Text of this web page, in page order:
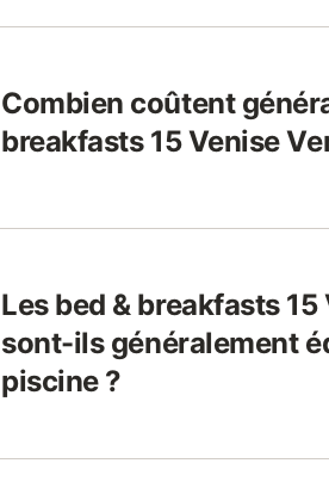
Combien coûtent
breakfasts 15 Venise
Les bed & breakfasts
sont-ils généralement
piscine ?